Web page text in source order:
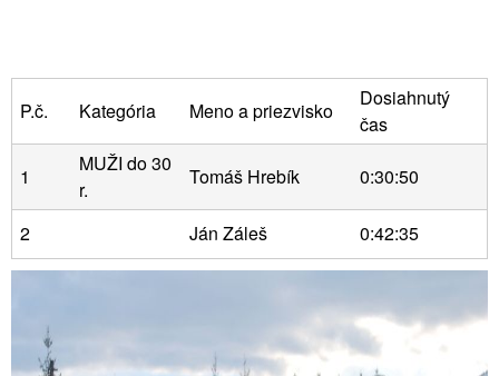
P.č. Kategória Meno a priezvisko
Dosiahnutý
čas
1
MUŽI do 30
r.
Tomáš Hrebík 0:30:50
2 Ján Záleš 0:42:35